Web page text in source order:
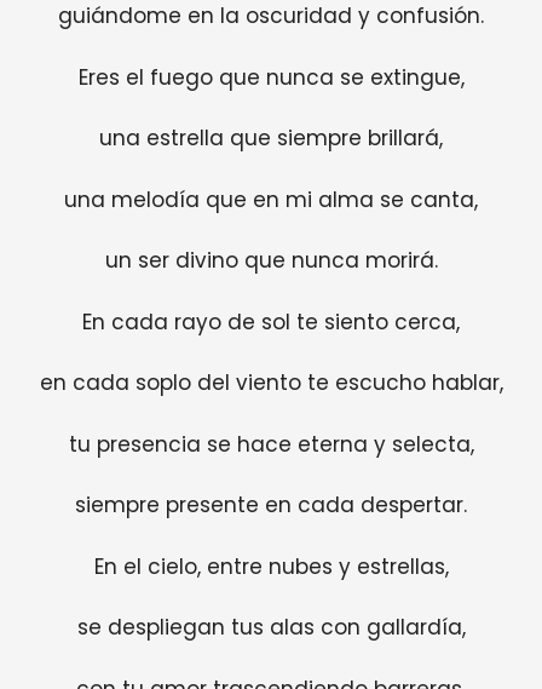
guiándome en la oscuridad y confusión.
Eres el fuego que nunca se extingue,
una estrella que siempre brillará,
una melodía que en mi alma se canta,
un ser divino que nunca morirá.
En cada rayo de sol te siento cerca,
en cada soplo del viento te escucho hablar,
tu presencia se hace eterna y selecta,
siempre presente en cada despertar.
En el cielo, entre nubes y estrellas,
se despliegan tus alas con gallardía,